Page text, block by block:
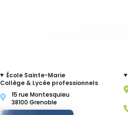
École Sainte-Marie
Collège & Lycée professionnels
15 rue Montesquieu
38100 Grenoble